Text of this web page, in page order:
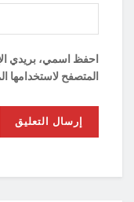
احفظ اسمي، بريدي
المتصفح لاستخدامها